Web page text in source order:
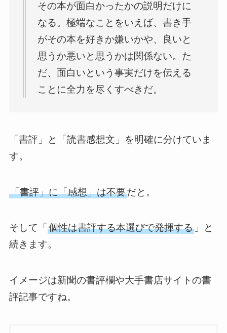
その本が面白かったかの説明だけに
なる。極端なことをいえば、書き手
がその本を好きか嫌いかや、良いと
思うか悪いと思うかは関係ない。た
だ、面白いという事実だけを伝える
ことに全力を尽くすべきだ。
「書評」と「読書感想文」を明確に分けていま
す。
「書評」に「感想」は不要だと。
そして「 個性は書評する本選びで発揮する」と
続きます。
イメージは新聞の書評欄や大手書店サイトの書
評記事ですね。